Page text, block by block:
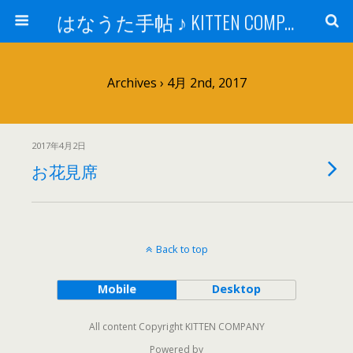
はなうた手帖 ♪ KITTEN COMPANY
Archives › 4月 2nd, 2017
2017年4月2日
お花見席
Back to top
Mobile Desktop
All content Copyright KITTEN COMPANY
Powered by